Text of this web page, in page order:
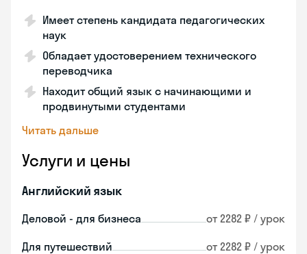
Имеет степень кандидата педагогических
наук
Обладает удостоверением технического
переводчика
Находит общий язык с начинающими и
продвинутыми студентами
Читать дальше
Услуги и цены
Английский язык
Деловой - для бизнеса от 2282 ₽ / урок
Для путешествий от 2282 ₽ / урок